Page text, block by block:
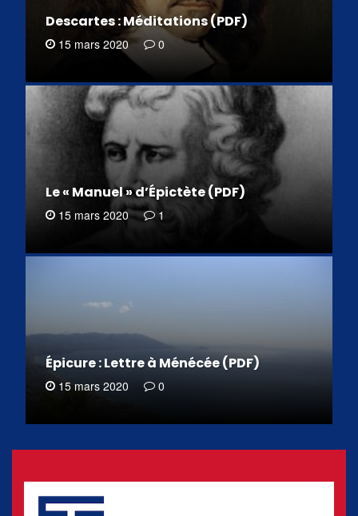
Descartes : Méditations (PDF)
15 mars 2020 0
Le « Manuel » d’Épictète (PDF)
15 mars 2020 1
Épicure : Lettre à Ménécée (PDF)
15 mars 2020 0